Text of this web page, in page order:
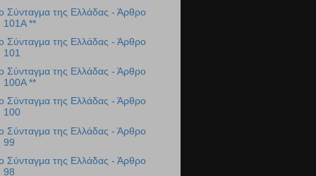
Σύνταγμα της Ελλάδας - Άρθρο
101Α **
Σύνταγμα της Ελλάδας - Άρθρο
101
Σύνταγμα της Ελλάδας - Άρθρο
100Α **
Σύνταγμα της Ελλάδας - Άρθρο
100
Σύνταγμα της Ελλάδας - Άρθρο
99
Σύνταγμα της Ελλάδας - Άρθρο
98